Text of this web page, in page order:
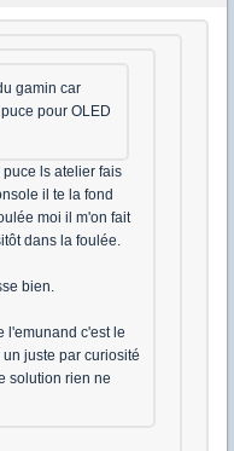
gamin car
pour OLED
ls atelier fais
il te la fond
moi il m'on fait
dans la foulée.
bien.
l'emunand c'est le
juste par curiosité
solution rien ne